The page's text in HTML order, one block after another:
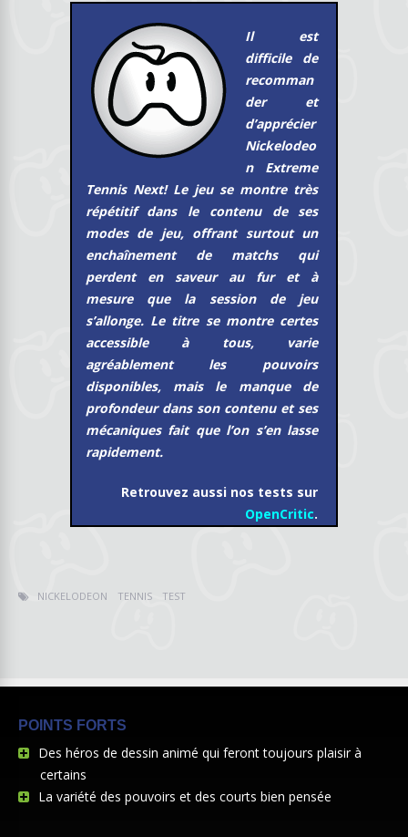
Il est
difficile de
recomman
der et
d’apprécier
Nickelodeo
n Extreme
Tennis Next! Le jeu se montre très
répétitif dans le contenu de ses
modes de jeu, offrant surtout un
enchaînement de matchs qui
perdent en saveur au fur et à
mesure que la session de jeu
s’allonge. Le titre se montre certes
accessible à tous, varie
agréablement les pouvoirs
disponibles, mais le manque de
profondeur dans son contenu et ses
mécaniques fait que l’on s’en lasse
rapidement.
Retrouvez aussi nos tests sur
OpenCritic.
NICKELODEON TENNIS TEST
POINTS FORTS
Des héros de dessin animé qui feront toujours plaisir à
certains
La variété des pouvoirs et des courts bien pensée